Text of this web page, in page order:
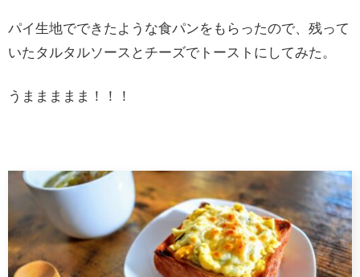
パイ生地でできたような食パンをもらったので、残って
いたタルタルソースとチーズでトーストにしてみた。
うままままま！！！